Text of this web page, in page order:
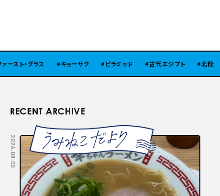
ラス キョーサク ピラミッド 古代エジプト 北陸 味噌
RECENT ARCHIVE
2026.08.05